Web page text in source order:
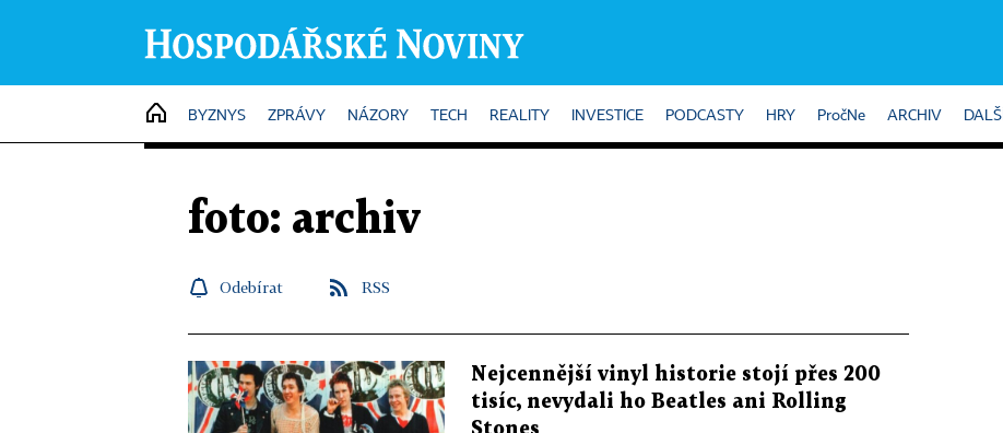
HOME
BYZNYS ZPRÁVY NÁZORY TECH REALITY INVESTICE PODCASTY HRY PročNe ARCHIV DALŠÍ
foto: archiv
Odebírat RSS
Nejcennější vinyl historie stojí přes 200
tisíc, nevydali ho Beatles ani Rolling
Stones